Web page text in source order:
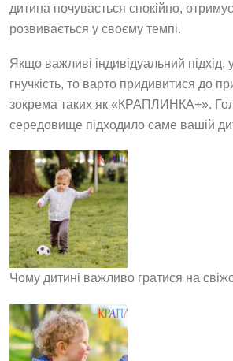
дитина почувається спокійно, отримує
розвивається у своєму темпі.
Якщо важливі індивідуальний підхід,
гнучкість, то варто придивитися до
зокрема таких як «КРАПЛИНКА+».
середовище підходило саме вашій
Чому дитині важливо гратися на